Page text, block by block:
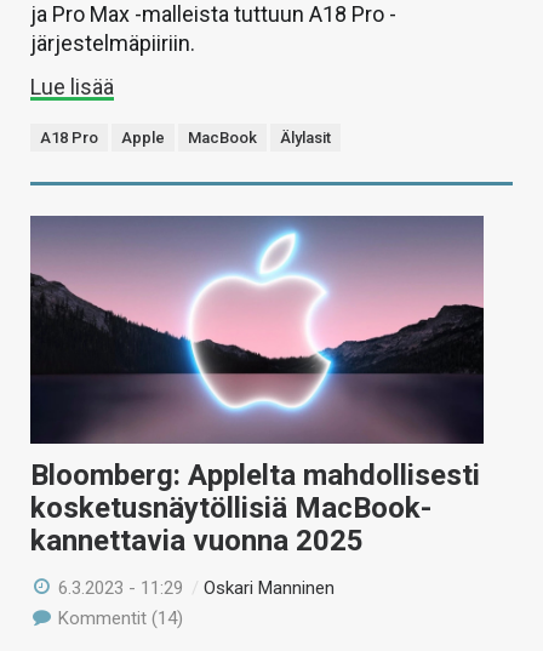
ja Pro Max -malleista tuttuun A18 Pro -
järjestelmäpiiriin.
Lue lisää
A18 Pro Apple MacBook Älylasit
Bloomberg: Applelta mahdollisesti
kosketusnäytöllisiä MacBook-
kannettavia vuonna 2025
6.3.2023 - 11:29 /Oskari Manninen
Kommentit (14)